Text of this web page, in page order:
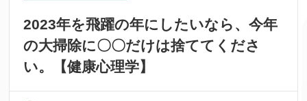
2023年を飛躍の年にしたいなら、今年
の大掃除に〇〇だけは捨ててくださ
い。【健康心理学】